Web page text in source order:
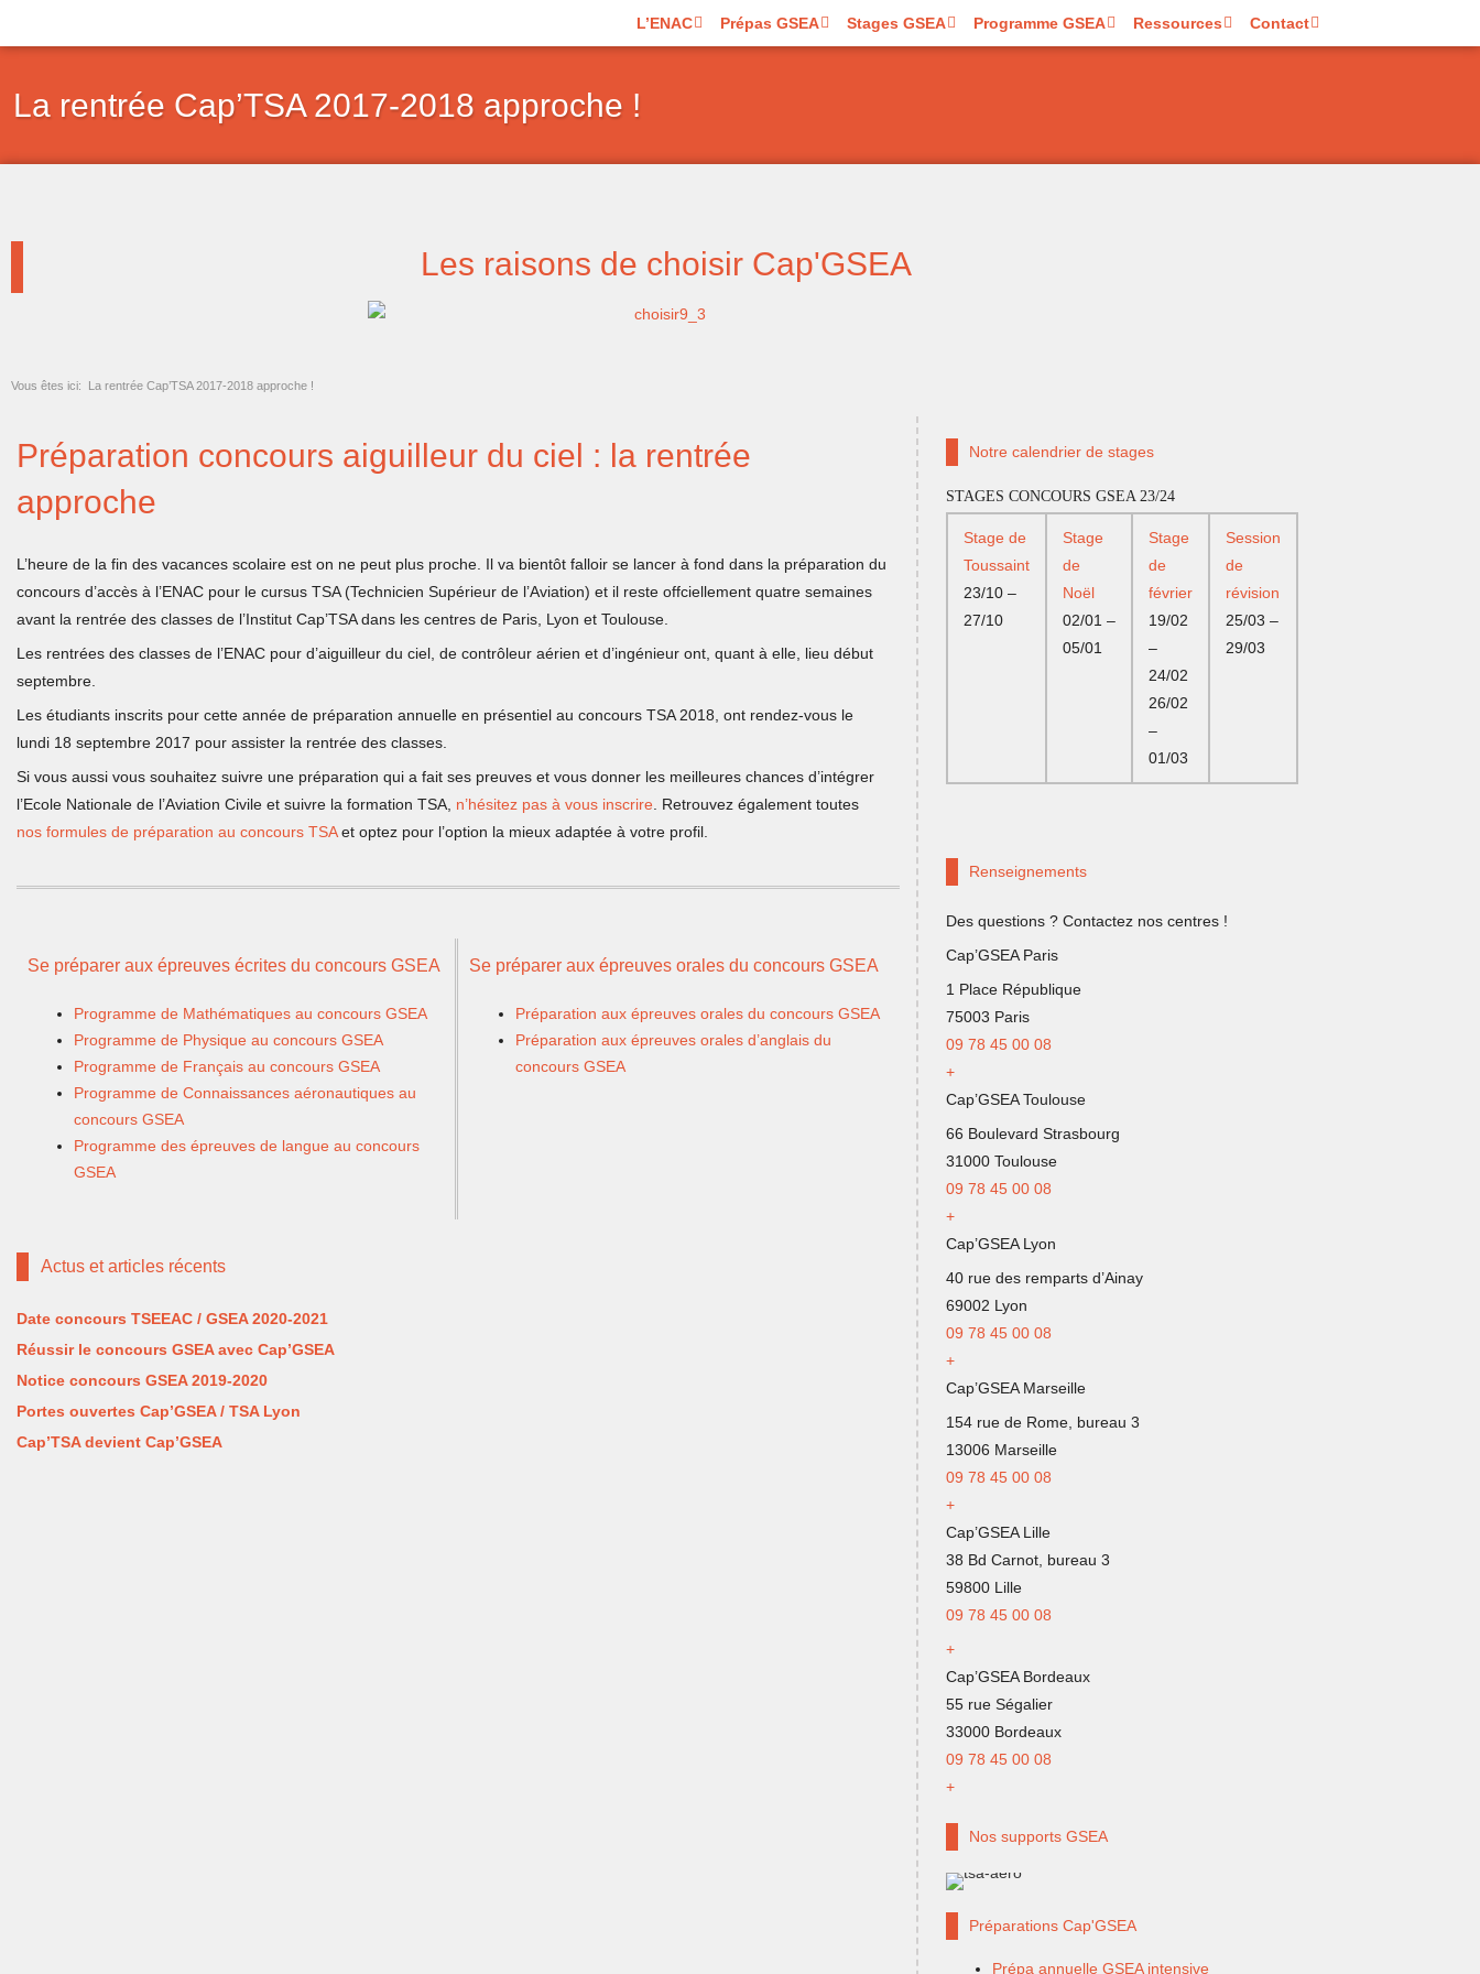
L’ENAC Prépas GSEA Stages GSEA Programme GSEA Ressources Contact
La rentrée Cap’TSA 2017-2018 approche !
Les raisons de choisir Cap'GSEA
Vous êtes ici: La rentrée Cap’TSA 2017-2018 approche !
Préparation concours aiguilleur du ciel : la rentrée
approche
L’heure de la fin des vacances scolaire est on ne peut plus proche. Il va bientôt falloir se lancer à fond dans la préparation du
concours d’accès à l’ENAC pour le cursus TSA (Technicien Supérieur de l’Aviation) et il reste offciellement quatre semaines
avant la rentrée des classes de l’Institut Cap’TSA dans les centres de Paris, Lyon et Toulouse.
Les rentrées des classes de l’ENAC pour d’aiguilleur du ciel, de contrôleur aérien et d’ingénieur ont, quant à elle, lieu début
septembre.
Les étudiants inscrits pour cette année de préparation annuelle en présentiel au concours TSA 2018, ont rendez-vous le
lundi 18 septembre 2017 pour assister la rentrée des classes.
Si vous aussi vous souhaitez suivre une préparation qui a fait ses preuves et vous donner les meilleures chances d’intégrer
l’Ecole Nationale de l’Aviation Civile et suivre la formation TSA, n’hésitez pas à vous inscrire . Retrouvez également toutes
nos formules de préparation au concours TSAet optez pour l’option la mieux adaptée à votre profil.
Se préparer aux épreuves écrites du concours GSEA
Programme de Mathématiques au concours GSEA
Programme de Physique au concours GSEA
Programme de Français au concours GSEA
Programme de Connaissances aéronautiques au
concours GSEA
Programme des épreuves de langue au concours
GSEA
Se préparer aux épreuves orales du concours GSEA
Préparation aux épreuves orales du concours GSEA
Préparation aux épreuves orales d’anglais du
concours GSEA
Actus et articles récents
Date concours TSEEAC / GSEA 2020-2021
Réussir le concours GSEA avec Cap’GSEA
Notice concours GSEA 2019-2020
Portes ouvertes Cap’GSEA / TSA Lyon
Cap’TSA devient Cap’GSEA
Notre calendrier de stages
STAGES CONCOURS GSEA 23/24
Stage de
Toussaint
23/10 –
27/10
Stage
de
Noël
02/01 –
05/01
Stage
de
février
19/02
–
24/02
26/02
–
01/03
Session
de
révision
25/03 –
29/03
Renseignements
Des questions ? Contactez nos centres !
Cap’GSEA Paris
1 Place République
75003 Paris
09 78 45 00 08
+
Cap’GSEA Toulouse
66 Boulevard Strasbourg
31000 Toulouse
09 78 45 00 08
+
Cap’GSEA Lyon
40 rue des remparts d’Ainay
69002 Lyon
09 78 45 00 08
+
Cap’GSEA Marseille
154 rue de Rome, bureau 3
13006 Marseille
09 78 45 00 08
+
Cap’GSEA Lille
38 Bd Carnot, bureau 3
59800 Lille
09 78 45 00 08
+
Cap’GSEA Bordeaux
55 rue Ségalier
33000 Bordeaux
09 78 45 00 08
+
Nos supports GSEA
Préparations Cap'GSEA
Prépa annuelle GSEA intensive